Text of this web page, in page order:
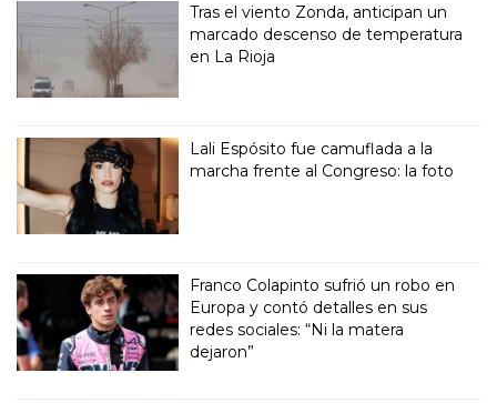
Tras el viento Zonda, anticipan un
marcado descenso de temperatura
en La Rioja
Lali Espósito fue camuflada a la
marcha frente al Congreso: la foto
Franco Colapinto sufrió un robo en
Europa y contó detalles en sus
redes sociales: “Ni la matera
dejaron”